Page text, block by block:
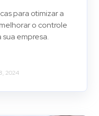
para otimizar a
o controle
empresa.
2024